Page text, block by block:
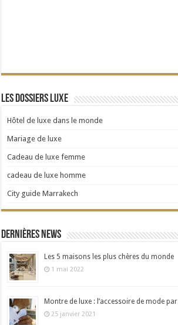
Les dossiers Luxe
Hôtel de luxe dans le monde
Mariage de luxe
Cadeau de luxe femme
cadeau de luxe homme
City guide Marrakech
Dernières news
Les 5 maisons les plus chères du monde
1 mai 2022
Montre de luxe : l’accessoire de mode
25 janvier 2021